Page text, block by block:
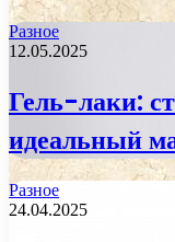
Разное
12.05.2025
Гель-лаки:
идеальный
Разное
24.04.2025